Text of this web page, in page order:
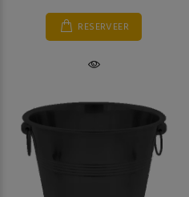
RESERVEER